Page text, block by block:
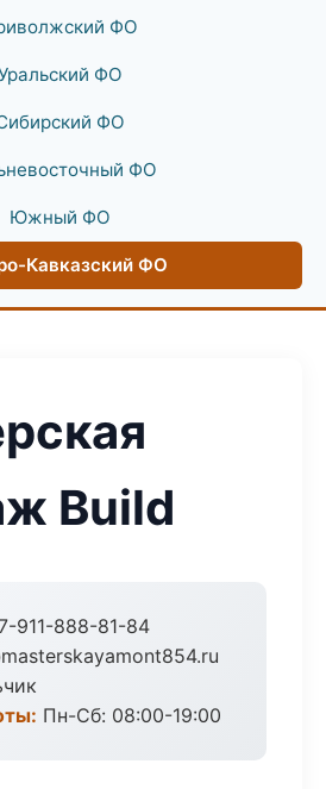
ФО
ФО
ФО
ФО
Южный ФО
Кавказский ФО
Build
911-888-81-84
Пн-Сб: 08:00-19:00